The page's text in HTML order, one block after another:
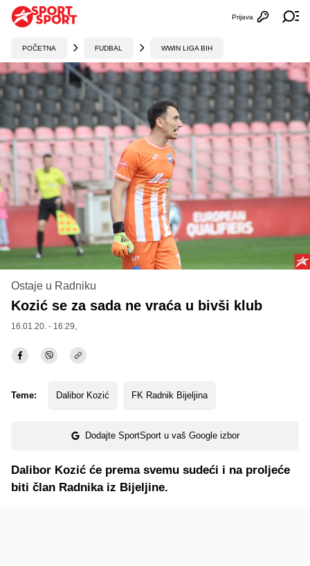
Otvori
Prijava
POČETNA FUDBAL WWIN LIGA BIH
Ostaje u Radniku
Kozić se za sada ne vraća u bivši klub
16.01.20. - 16:29,
Teme: Dalibor Kozić FK Radnik Bijeljina
Dodajte SportSport u vaš Google izbor
Dalibor Kozić će prema svemu sudeći i na proljeće
biti član Radnika iz Bijeljine.